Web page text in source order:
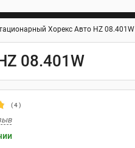
Хорекс Авто HZ 08.401W
08.401W
(4)